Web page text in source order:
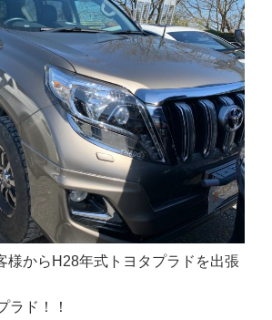
様からH28年式トヨタプラドを出張
ラド！！